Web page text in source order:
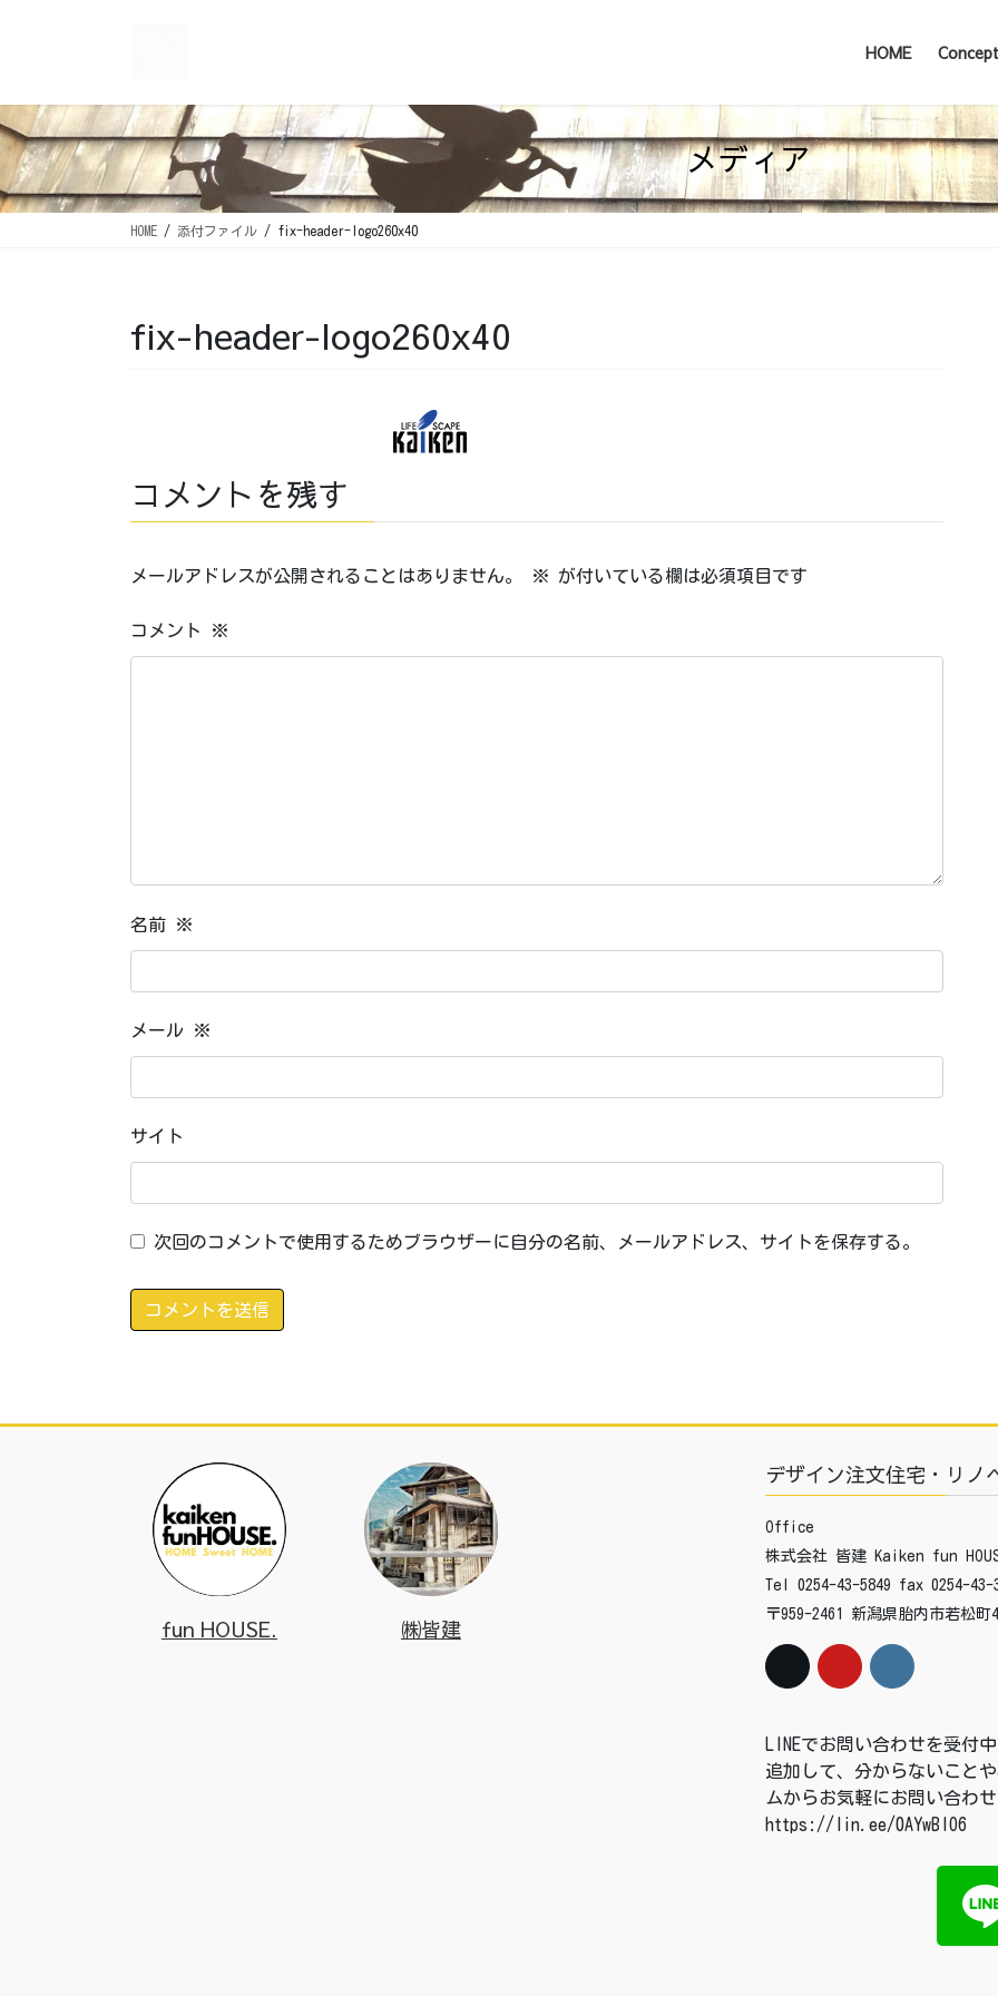
ツ
に
移
動
シ
ョ
ン
に
HOME Concept
メディア
HOME 添付ファイル fix-header-logo260x40
fix-header-logo260x40
コメントを残す
メールアドレスが公開されることはありません。 ※ が付いている欄は必須項目です
コメント ※
名前 ※
メール ※
サイト
次回のコメントで使用するためブラウザーに自分の名前、メールアドレス、サイトを保存する。
fun HOUSE. ㈱皆建
デザイン注文住宅・リノ
Office
株式会社 皆建 Kaiken fun
Tel 0254-43-5849 fax 0254-43-
〒959-2461 新潟県胎内市若松町
LINEでお問い合わせを受付
追加して、分からないこと
ムからお気軽にお問い合わ
https://lin.ee/0AYwBIO6